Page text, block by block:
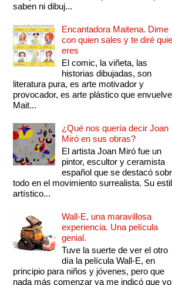
saben ni dibuj...
Encantadora Maitena. Dime
con quien sales y te diré
eres
El comic, la viñeta, las
historias dibujadas, son
literatura pura, es arte motivador y
provocador, es arte plástico que
Mait...
¿Qué nos quería decir Joan
Miró en sus obras?
El artista Joan Miró fue un
pintor, escultor y ceramista
español que se destacó
todo en el movimiento surrealista. Su
artístico...
Wall-E, una maravillosa
experiencia. Una película
genial.
Tuve la suerte de ver el otro
día la película Wall-E, en
principio para niños y jóvenes, pero que
nada más comenzar ya me indicó que yo